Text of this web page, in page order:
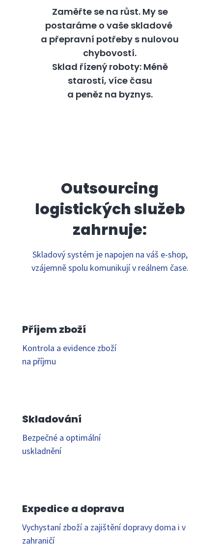
Zaměřte se na růst. My se
postaráme o vaše skladové
a přepravní potřeby s nulovou
chybovostí.
Sklad řízený roboty: Méně
starostí, více času
a peněz na byznys.
Outsourcing
logistických služeb
zahrnuje:
Skladový systém je napojen na váš e-shop,
vzájemně spolu komunikují v reálnem čase.
Příjem zboží
Kontrola a evidence zboží
na příjmu
Skladování
Bezpečné a optimální
uskladnění
Expedice a doprava
Vychystaní zboží a zajištění dopravy doma i v
zahraničí